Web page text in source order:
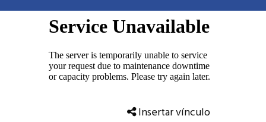
Insertar vínculo